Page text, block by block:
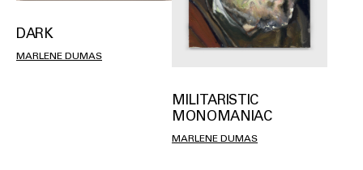
DARK
MARLENE DUMAS
MILITARISTIC
MONOMANIAC
MARLENE DUMAS